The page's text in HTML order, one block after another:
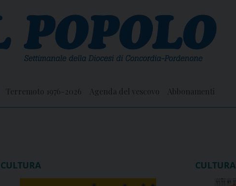
Terremoto 1976-2026 Agenda del vescovo Abbonamenti
CULTURA CULTURA